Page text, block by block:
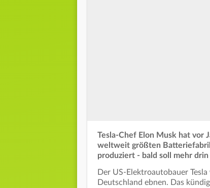
Tesla-Chef Elon Musk hat vor
weltweit größten
produziert - bald soll mehr drin
Der US-Elektroautobauer
Deutschland ebnen. Das